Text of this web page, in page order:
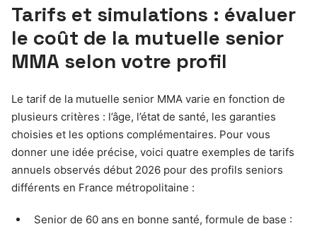
Tarifs et simulations : évaluer
le coût de la mutuelle senior
MMA selon votre profil
Le tarif de la mutuelle senior MMA varie en fonction de
plusieurs critères : l’âge, l’état de santé, les garanties
choisies et les options complémentaires. Pour vous
donner une idée précise, voici quatre exemples de tarifs
annuels observés début 2026 pour des profils seniors
différents en France métropolitaine :
Senior de 60 ans en bonne santé, formule de base :